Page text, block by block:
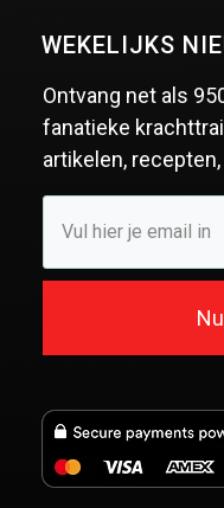
WEKELIJKS
Ontvang net als
fanatieke
artikelen,